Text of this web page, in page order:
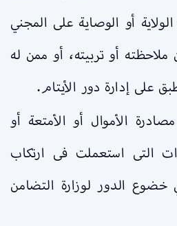
أو الوصاية على المجني
أو تربيته، أو ممن له
على إدارة دور الأيتام.
الأموال أو الأمتعة أو
التى استعملت فى ارتكاب
خضوع الدور لوزارة التضامن